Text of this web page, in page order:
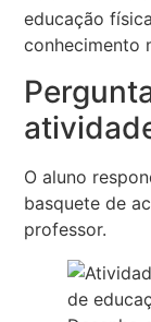
educação
conhecimento
O aluno
basquete de
professor.